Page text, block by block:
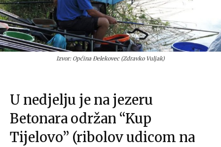
Izvor: Općina Đelekovec (Zdravko Vuljak)
U nedjelju je na jezeru
Betonara održan “Kup
Tijelovo” (ribolov udicom na